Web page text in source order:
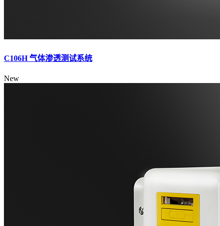
C106H 气体渗透测试系统
New